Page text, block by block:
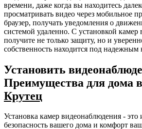
времени, даже когда вы находитесь
просматривать видео через мобильное
браузер, получать уведомления о
системой удаленно. С установкой
получите не только защиту, но и
собственность находится под надежным
Установить
Преимущества для дома в
Крутец
Установка камер видеонаблюдения - это
безопасность вашего дома и комфорт